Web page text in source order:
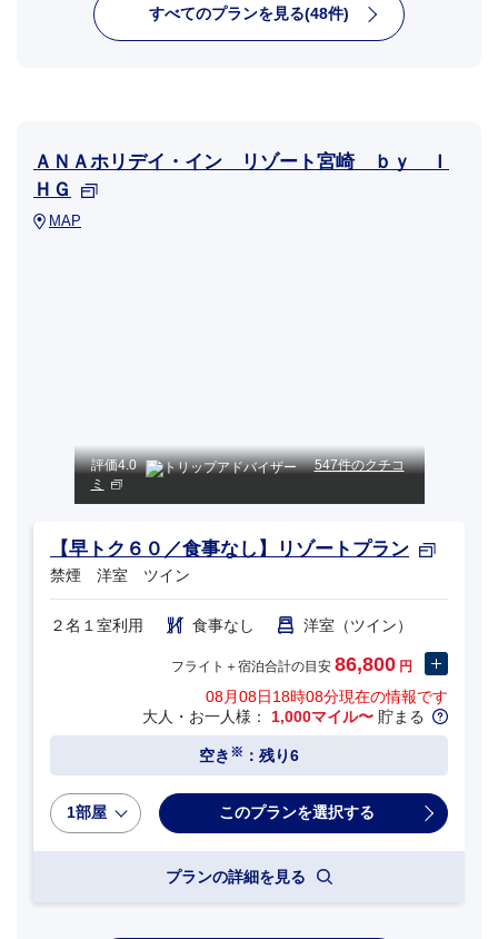
すべてのプランを見る(48件)
ＡＮＡホリデイ・イン リゾート宮崎 ｂｙ Ｉ
ＨＧ
MAP
評価4.0
547件のクチコ
ミ
【早トク６０／食事なし】リゾートプラン
禁煙 洋室 ツイン
２名１室利用 食事なし 洋室（ツイン）
フライト＋宿泊合計の目安 86,800 円
08月08日18時08分現在の情報です
大人・お一人様： 1,000マイル〜 貯まる
空き ※ ：残り6
1部屋
プランの詳細を見る